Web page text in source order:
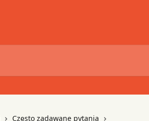
Często zadawane pytania